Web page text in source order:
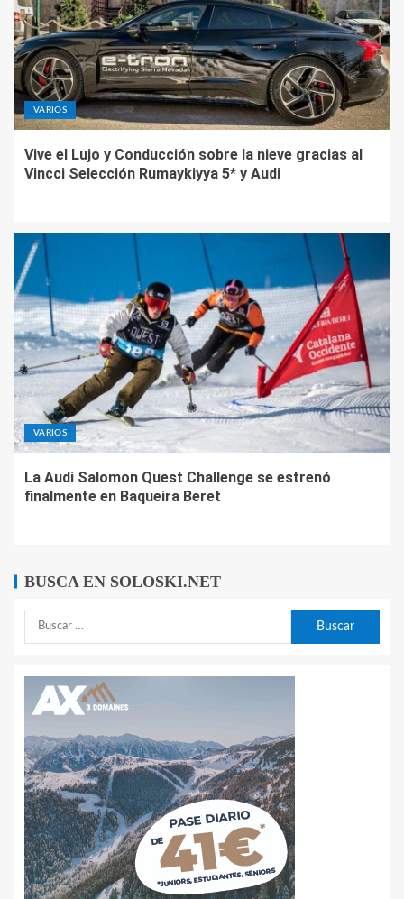
VARIOS
Vive el Lujo y Conducción sobre la nieve gracias al
Vincci Selección Rumaykiyya 5* y Audi
VARIOS
La Audi Salomon Quest Challenge se estrenó
finalmente en Baqueira Beret
BUSCA EN SOLOSKI.NET